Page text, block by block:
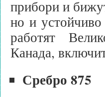
прибори и
но и
работят
Канада,
Сребро 875